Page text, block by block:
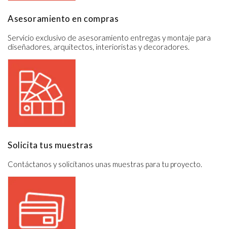
Asesoramiento en compras
Servicio exclusivo de asesoramiento entregas y montaje para
diseñadores, arquitectos, interioristas y decoradores.
Solicita tus muestras
Contáctanos y solicítanos unas muestras para tu proyecto.